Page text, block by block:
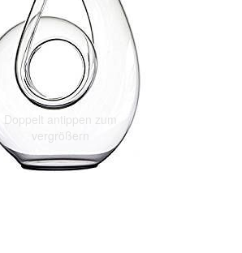
Doppelt antippen zum
vergrößern